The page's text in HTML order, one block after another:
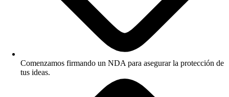
Comenzamos firmando un NDA para asegurar la protección de
tus ideas.